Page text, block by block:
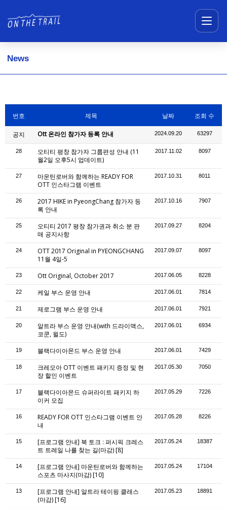
News
번호 제목 날짜 조회 수
공지 Ott 온라인 참가자 등록 안내 2024.09.20 63297
28
오티티 평창 참가자 그룹편성 안내 (11
월2일 오후5시 업데이트)
2017.11.02 8097
27
마운틴로버와 함께하는 READY FOR
OTT 인스타그램 이벤트
2017.10.31 8011
26
2017 HIKE in PyeongChang 참가자 등
록 안내
2017.10.16 7907
25
오티티 2017 평창 참가권과 취소 분 판
매 공지사항
2017.09.27 8204
24
OTT 2017 Original in PYEONGCHANG
11월 4일-5
2017.09.07 8097
23 Ott Original, October 2017 2017.06.05 8228
22 케일 부스 운영 안내 2017.06.01 7814
21 제로그램 부스 운영 안내 2017.06.01 7921
20
알트라 부스 운영 안내(with 드라이맥스,
코쿤, 윌도)
2017.06.01 6934
19 블랙다이아몬드 부스 운영 안내 2017.06.01 7429
18
크레모아 OTT 이벤트 패키지 증정 및 현
장 할인 이벤트
2017.05.30 7050
17
블랙다이아몬드 슈퍼라이트 패키지 하
이커 모집
2017.05.29 7226
16
READY FOR OTT 인스타그램 이벤트 안
내
2017.05.28 8226
15
[프로그램 안내] 북 토크 : 퍼시픽 크레스
트 트레일 나를 찾는 길(마감)[8]
2017.05.24 18387
14
[프로그램 안내] 마운틴로버와 함께하는
스포츠 마사지(마감)[10]
2017.05.24 17104
13
[프로그램 안내] 알트라 테이핑 클래스
(마감)[16]
2017.05.23 18891